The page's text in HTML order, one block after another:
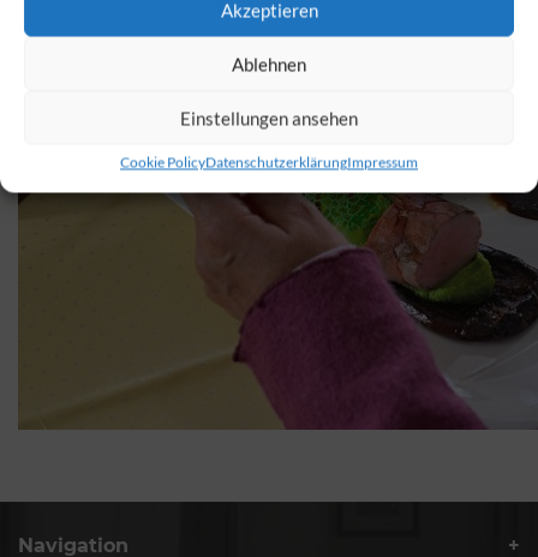
Akzeptieren
Ablehnen
Einstellungen ansehen
Cookie PolicyDatenschutzerklärungImpressum
Navigation